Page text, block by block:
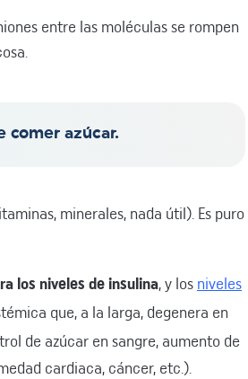
entre las moléculas se rompen
comer azúcar.
minerales, nada útil). Es puro
los niveles de insulina, y los niveles
que, a la larga, degenera en
de azúcar en sangre, aumento de
cardiaca, cáncer, etc.).